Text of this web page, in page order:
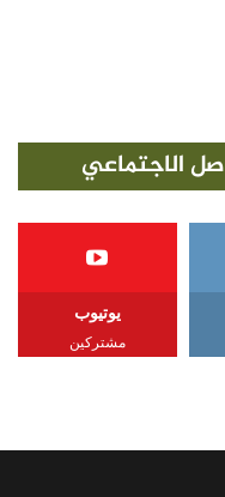
الاجتماعي
يوتيوب
مشتركين